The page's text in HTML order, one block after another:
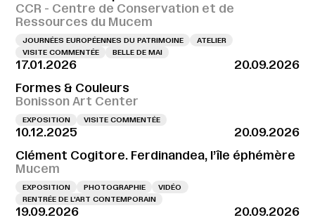
CCR - Centre de Conservation et de
Ressources du Mucem
JOURNÉES EUROPÉENNES DU PATRIMOINE
ATELIER
VISITE COMMENTÉE
BELLE DE MAI
17.01.2026
20.09.2026
Formes & Couleurs
Bonisson Art Center
EXPOSITION VISITE COMMENTÉE
10.12.2025
20.09.2026
Clément Cogitore. Ferdinandea, l’île éphémère
Mucem
EXPOSITION PHOTOGRAPHIE
VIDÉO
RENTRÉE DE L'ART CONTEMPORAIN
19.09.2026
20.09.2026